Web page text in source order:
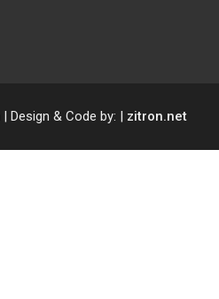
Design & Code by: | zitron.net